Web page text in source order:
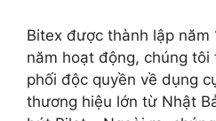
Bitex được thành lập năm
năm hoạt động, chúng tôi
phối độc quyền về dụng
thương hiệu lớn từ Nhật